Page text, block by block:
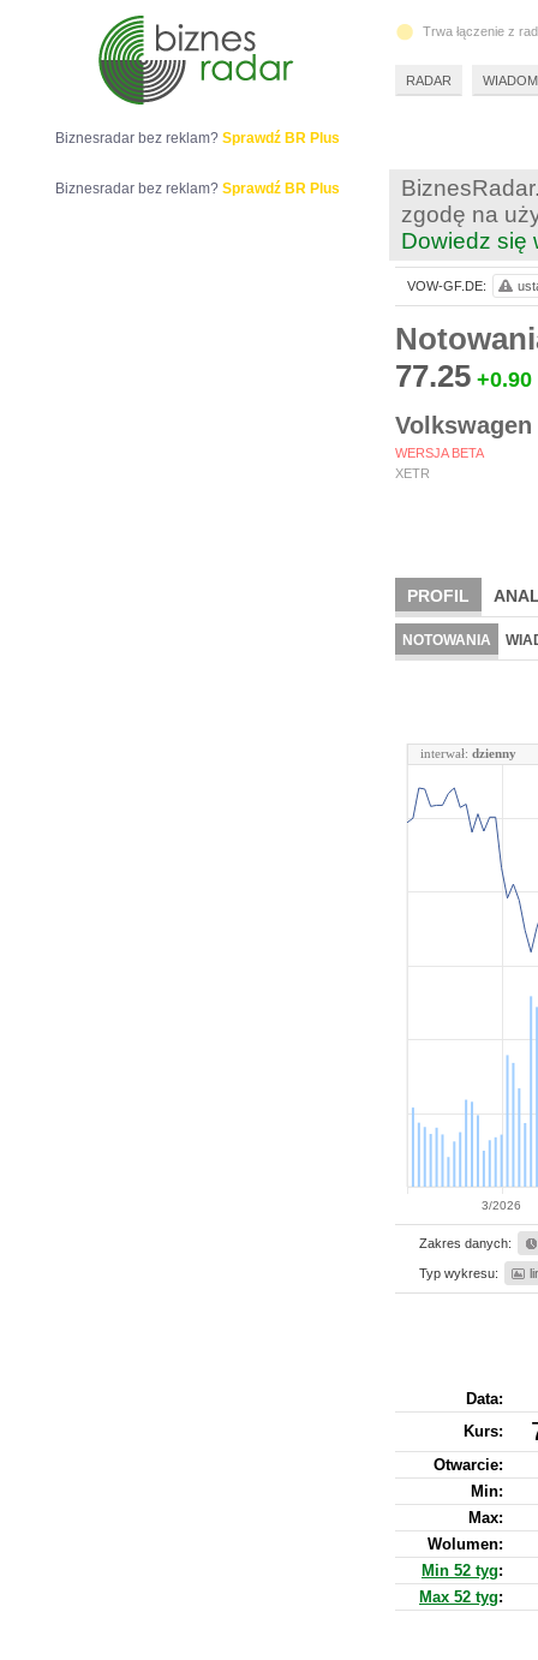
zgodę na
Dowiedz się
77.25 +0.90
Volkswagen
WERSJA BETA
XETR
PROFIL
NOTOWANIA
3/2026
interwał: dzienny
Zakres danych:
Typ wykresu:
Data:
Kurs:
Otwarcie:
Min:
Max:
Wolumen:
Min 52 tyg:
Max 52 tyg:
VOW-GF.DE:
Biznesradar bez reklam? Sprawdź BR Plus
Biznesradar bez reklam? Sprawdź BR Plus
Trwa łączenie z
RADAR